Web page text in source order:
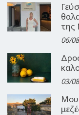
της
06/
03/